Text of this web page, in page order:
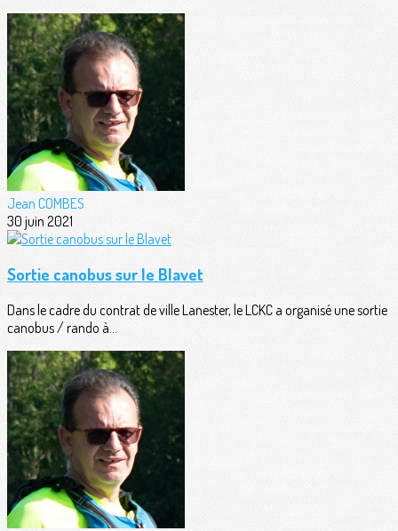
Jean COMBES
30 juin 2021
Sortie canobus sur le Blavet
Dans le cadre du contrat de ville Lanester, le LCKC a organisé une sortie
canobus / rando à...